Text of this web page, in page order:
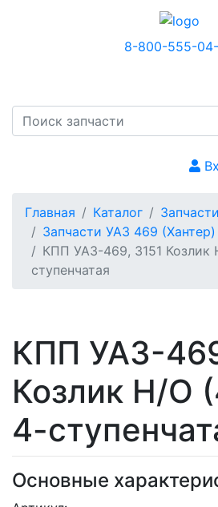
8-800-555-
Главная Каталог
Запчасти УАЗ 469 (Хантер)
КПП УАЗ-469, 3151 Козлик
ступенчатая
КПП УАЗ-
Козлик Н/О
4-
Основные